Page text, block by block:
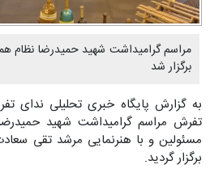
مراسم گرامیداشت شهید حمیدرضا نظام
برگزار شد
به گزارش پایگاه خبری تحلیلی ندای
تفرش مراسم گرامیداشت شهید
مسئولین و با هنرنمایی مرشد تقی
برگزار گردید.